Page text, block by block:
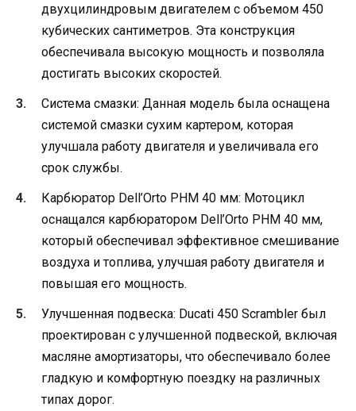
двухцилиндровым двигателем с объемом 450
кубических сантиметров. Эта конструкция
обеспечивала высокую мощность и позволяла
достигать высоких скоростей.
Система смазки: Данная модель была оснащена
системой смазки сухим картером, которая
улучшала работу двигателя и увеличивала его
срок службы.
Карбюратор Dell’Orto PHM 40 мм: Мотоцикл
оснащался карбюратором Dell’Orto PHM 40 мм,
который обеспечивал эффективное смешивание
воздуха и топлива, улучшая работу двигателя и
повышая его мощность.
Улучшенная подвеска: Ducati 450 Scrambler был
проектирован с улучшенной подвеской, включая
масляне амортизаторы, что обеспечивало более
гладкую и комфортную поездку на различных
типах дорог.